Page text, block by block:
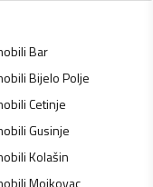
Bar
Bijelo Polje
Cetinje
Gusinje
Kolašin
Mojkovac